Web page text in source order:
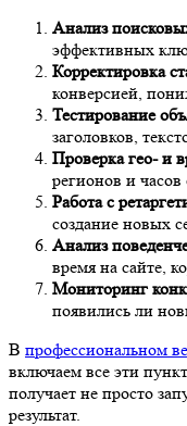
Анализ
эффективных
Корректировка
конверсией,
Тестирование
заголовков,
Проверка гео- и
регионов и
Работа с
создание новых
Анализ
время на сайте,
Мониторинг
появились ли
В профессиональном
включаем все эти
получает не просто
результат.